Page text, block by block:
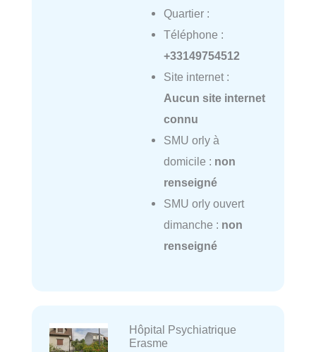
Quartier :
Téléphone :
+33149754512
Site internet :
Aucun site internet
connu
SMU orly à
domicile : non
renseigné
SMU orly ouvert
dimanche : non
renseigné
Hôpital Psychiatrique
Erasme